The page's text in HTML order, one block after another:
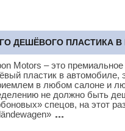
ДЕШЁВОГО ПЛАСТИКА В
Motors – это
пластик в автомобиле,
в любом салоне и
не должно быть
спецов, на этот